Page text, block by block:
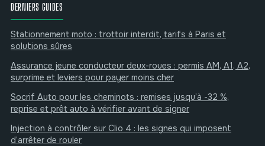
DERNIERS GUIDES
Stationnement moto : trottoir interdit, tarifs à Paris et
solutions sûres
Assurance jeune conducteur deux-roues : permis AM, A1, A2,
surprime et leviers pour payer moins cher
Socrif Auto pour les cheminots : remises jusqu’à -32 %,
reprise et prêt auto à vérifier avant de signer
Injection à contrôler sur Clio 4 : les signes qui imposent
d’arrêter de rouler